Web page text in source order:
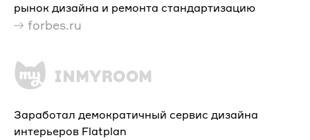
рынок дизайна и ремонта стандартизацию
forbes.ru
Заработал демократичный сервис дизайна
интерьеров Flatplan